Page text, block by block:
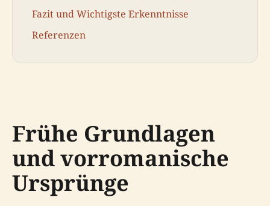
Fazit und Wichtigste Erkenntnisse
Referenzen
Frühe Grundlagen
und vorromanische
Ursprünge